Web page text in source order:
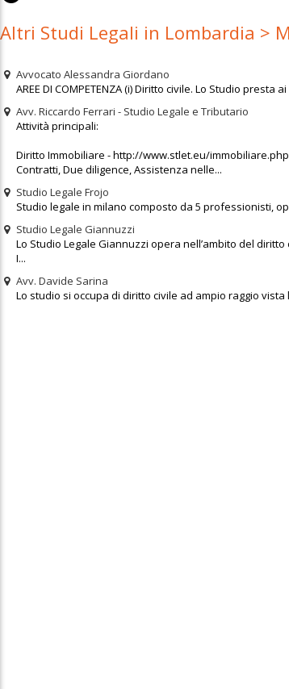
Altri Studi Legali in Lombardia >
Avvocato Alessandra Giordano
AREE DI COMPETENZA (i) Diritto civile. Lo Studio
Avv. Riccardo Ferrari - Studio Legale e Tributario
Attività principali:
Diritto Immobiliare - http://www.stlet.eu/immobiliare.php
Contratti, Due diligence, Assistenza nelle...
Studio Legale Frojo
Studio legale in milano composto da 5 professionisti,
Studio Legale Giannuzzi
Lo Studio Legale Giannuzzi opera nell’ambito del
I...
Avv. Davide Sarina
Lo studio si occupa di diritto civile ad ampio raggio